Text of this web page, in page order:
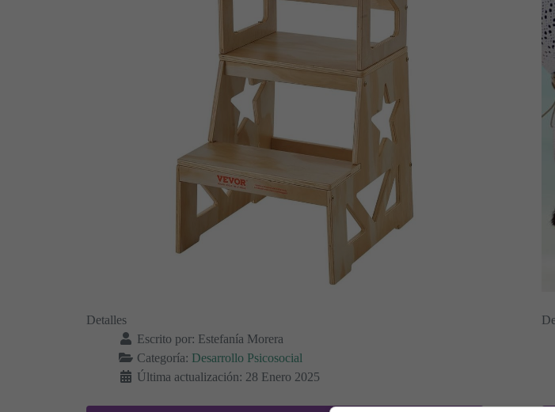
Detalles
Escrito por: Estefanía Morera
Categoría: Desarrollo Psicosocial
Última actualización: 28 Enero 2025